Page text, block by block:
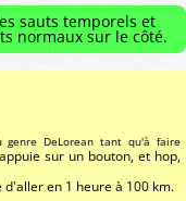
sauts temporels et
normaux sur le côté.
genre DeLorean tant qu'à faire
sur un bouton, et hop,
d'aller en 1 heure à 100 km.